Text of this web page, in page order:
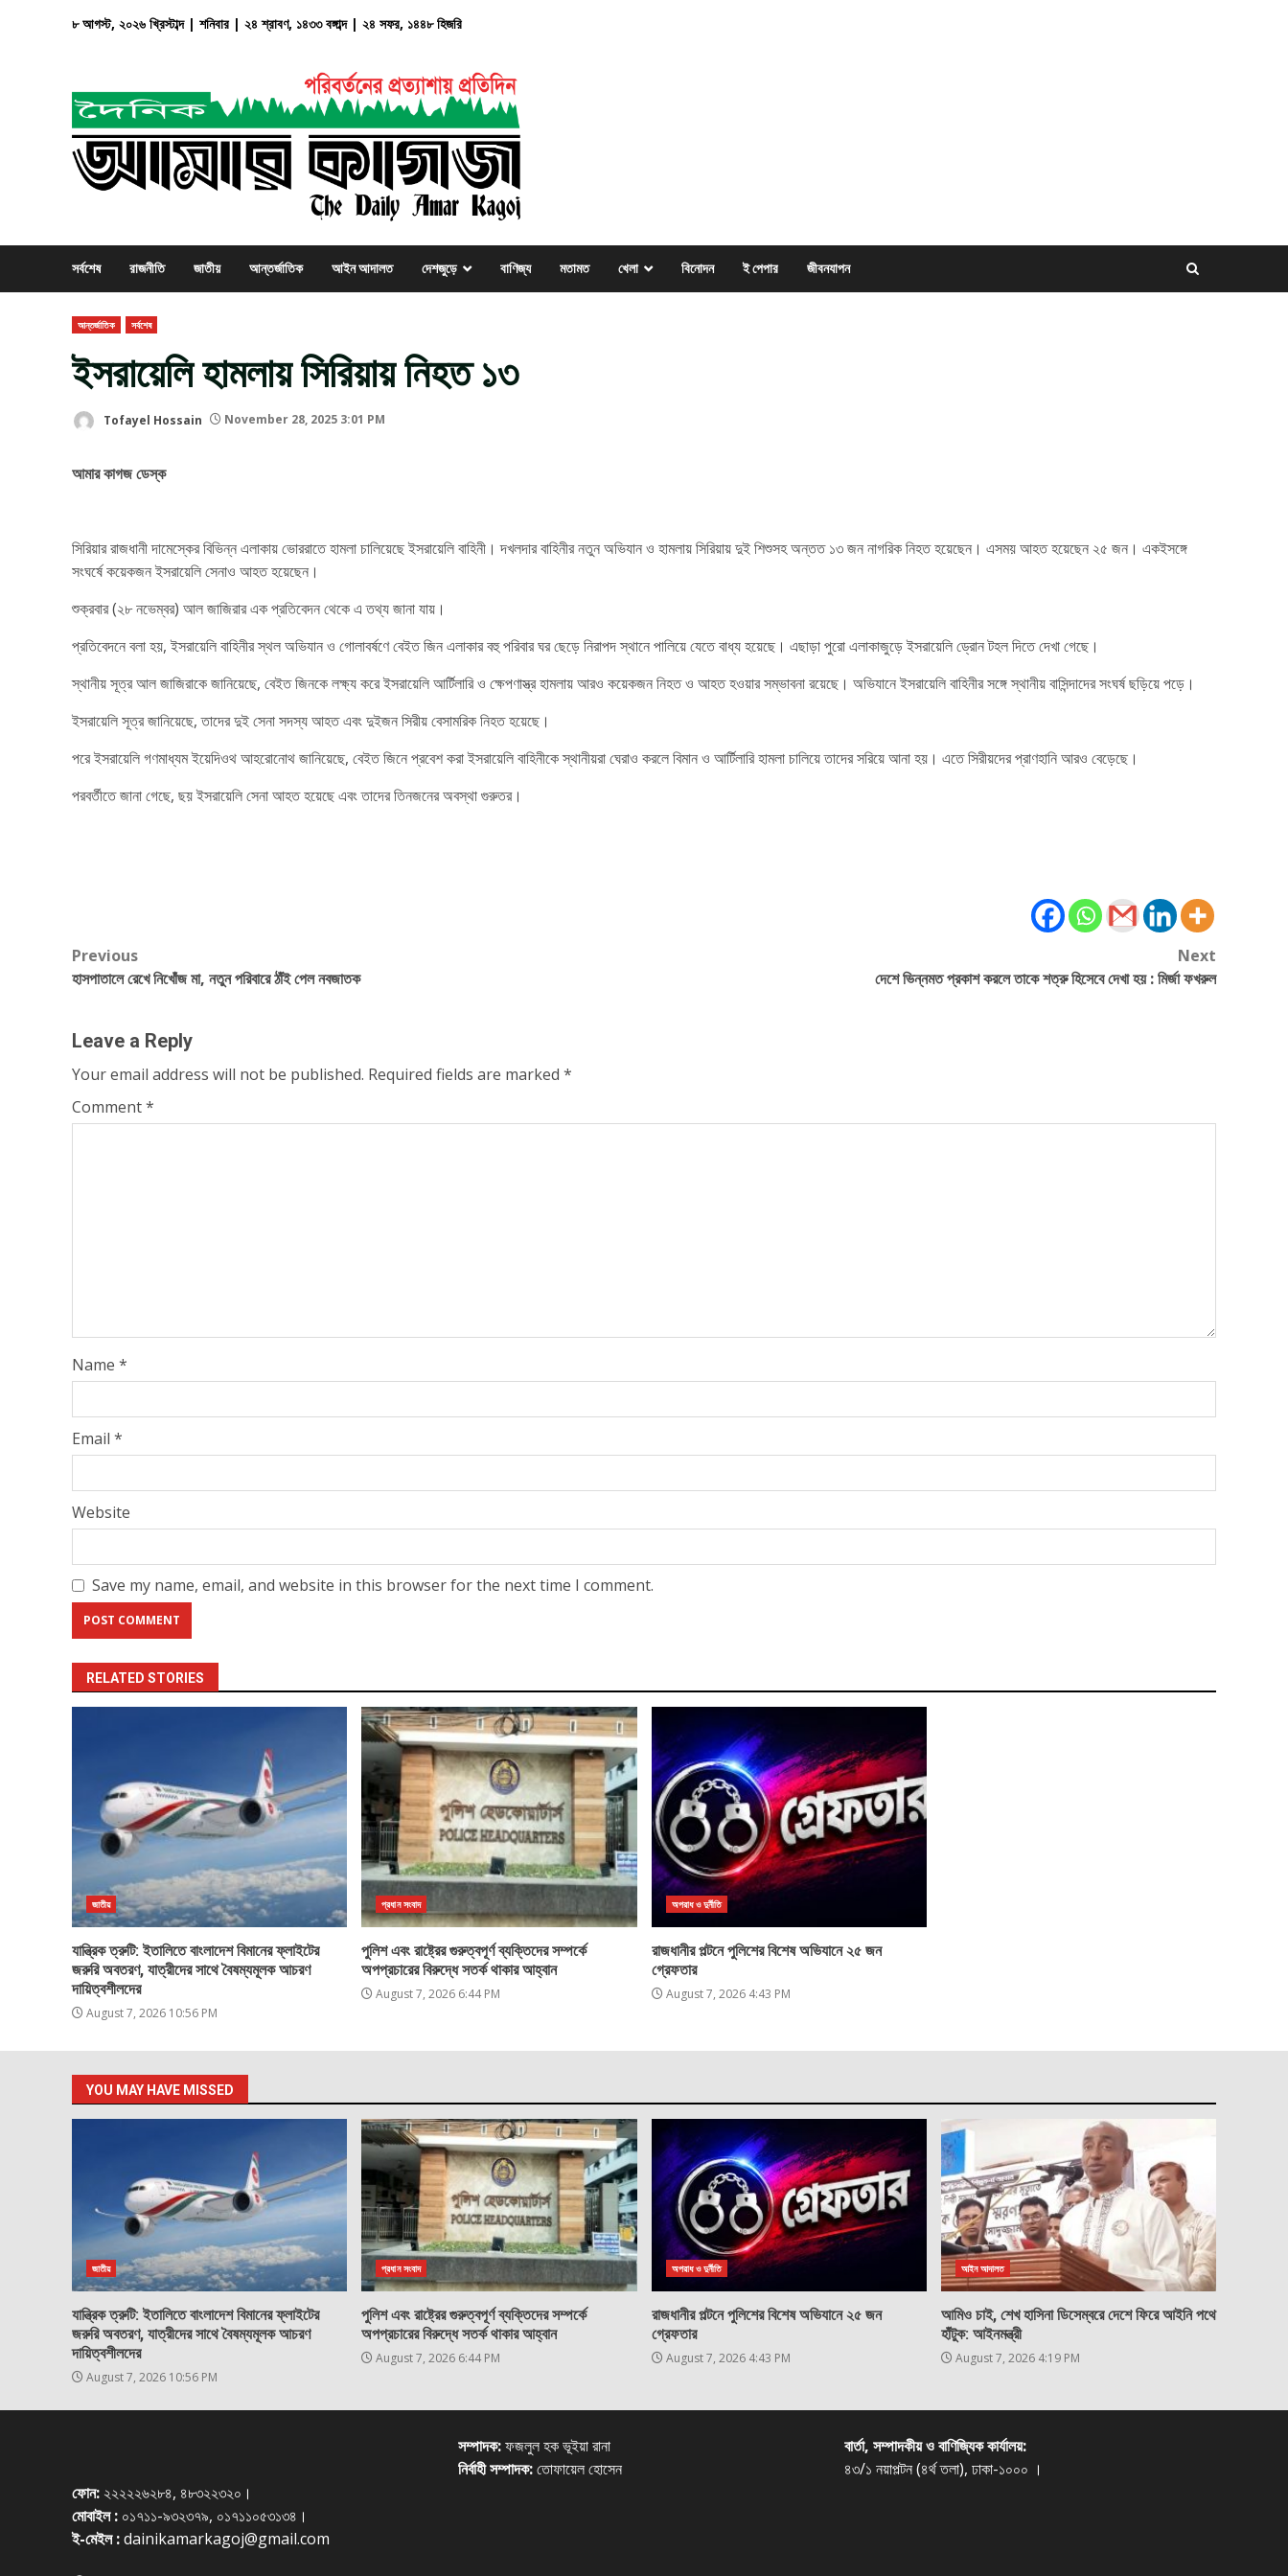
৮ আগস্ট, ২০২৬ খ্রিস্টাব্দ | শনিবার | ২৪ শ্রাবণ, ১৪৩৩ বঙ্গাব্দ | ২৪ সফর, ১৪৪৮ হিজরি
সর্বশেষ রাজনীতি জাতীয় আন্তর্জাতিক আইন আদালত দেশজুড়ে বাণিজ্য মতামত খেলা বিনোদন ই পেপার জীবনযাপন
আন্তর্জাতিক সর্বশেষ
ইসরায়েলি হামলায় সিরিয়ায় নিহত ১৩
Tofayel Hossain November 28, 2025 3:01 PM
আমার কাগজ ডেস্ক
সিরিয়ার রাজধানী দামেস্কের বিভিন্ন এলাকায় ভোররাতে হামলা চালিয়েছে ইসরায়েলি বাহিনী। দখলদার বাহিনীর নতুন অভিযান ও হামলায় সিরিয়ায় দুই শিশুসহ অন্তত ১৩ জন নাগরিক নিহত হয়েছেন। এসময় আহত হয়েছেন ২৫ জন। একইসঙ্গে
সংঘর্ষে কয়েকজন ইসরায়েলি সেনাও আহত হয়েছেন।
শুক্রবার (২৮ নভেম্বর) আল জাজিরার এক প্রতিবেদন থেকে এ তথ্য জানা যায়।
প্রতিবেদনে বলা হয়, ইসরায়েলি বাহিনীর স্থল অভিযান ও গোলাবর্ষণে বেইত জিন এলাকার বহু পরিবার ঘর ছেড়ে নিরাপদ স্থানে পালিয়ে যেতে বাধ্য হয়েছে। এছাড়া পুরো এলাকাজুড়ে ইসরায়েলি ড্রোন টহল দিতে দেখা গেছে।
স্থানীয় সূত্র আল জাজিরাকে জানিয়েছে, বেইত জিনকে লক্ষ্য করে ইসরায়েলি আর্টিলারি ও ক্ষেপণাস্ত্র হামলায় আরও কয়েকজন নিহত ও আহত হওয়ার সম্ভাবনা রয়েছে। অভিযানে ইসরায়েলি বাহিনীর সঙ্গে স্থানীয় বাসিন্দাদের সংঘর্ষ ছড়িয়ে পড়ে।
ইসরায়েলি সূত্র জানিয়েছে, তাদের দুই সেনা সদস্য আহত এবং দুইজন সিরীয় বেসামরিক নিহত হয়েছে।
পরে ইসরায়েলি গণমাধ্যম ইয়েদিওথ আহরোনোথ জানিয়েছে, বেইত জিনে প্রবেশ করা ইসরায়েলি বাহিনীকে স্থানীয়রা ঘেরাও করলে বিমান ও আর্টিলারি হামলা চালিয়ে তাদের সরিয়ে আনা হয়। এতে সিরীয়দের প্রাণহানি আরও বেড়েছে।
পরবর্তীতে জানা গেছে, ছয় ইসরায়েলি সেনা আহত হয়েছে এবং তাদের তিনজনের অবস্থা গুরুতর।
Post
Previous
হাসপাতালে রেখে নিখোঁজ মা, নতুন পরিবারে ঠাঁই পেল নবজাতক
Next
দেশে ভিন্নমত প্রকাশ করলে তাকে শত্রু হিসেবে দেখা হয় : মির্জা ফখরুল
Leave a Reply
Your email address will not be published. Required fields are marked *
Comment*
Name *
Email *
Website
Save my name, email, and website in this browser for the next time I comment.
RELATED STORIES
জাতীয়
যান্ত্রিক ত্রুটি: ইতালিতে বাংলাদেশ বিমানের ফ্লাইটের
জরুরি অবতরণ, যাত্রীদের সাথে বৈষম্যমূলক আচরণ
দায়িত্বশীলদের
August 7, 2026 10:56 PM
প্রধান সংবাদ
পুলিশ এবং রাষ্ট্রের গুরুত্বপূর্ণ ব্যক্তিদের সম্পর্কে
অপপ্রচারের বিরুদ্ধে সতর্ক থাকার আহ্বান
August 7, 2026 6:44 PM
অপরাধ ও দুর্নীতি
রাজধানীর পল্টনে পুলিশের বিশেষ অভিযানে ২৫ জন
গ্রেফতার
August 7, 2026 4:43 PM
YOU MAY HAVE MISSED
জাতীয়
যান্ত্রিক ত্রুটি: ইতালিতে বাংলাদেশ বিমানের ফ্লাইটের
জরুরি অবতরণ, যাত্রীদের সাথে বৈষম্যমূলক আচরণ
দায়িত্বশীলদের
August 7, 2026 10:56 PM
প্রধান সংবাদ
পুলিশ এবং রাষ্ট্রের গুরুত্বপূর্ণ ব্যক্তিদের সম্পর্কে
অপপ্রচারের বিরুদ্ধে সতর্ক থাকার আহ্বান
August 7, 2026 6:44 PM
অপরাধ ও দুর্নীতি
রাজধানীর পল্টনে পুলিশের বিশেষ অভিযানে ২৫ জন
গ্রেফতার
August 7, 2026 4:43 PM
আইন আদালত
আমিও চাই, শেখ হাসিনা ডিসেম্বরে দেশে ফিরে আইনি পথে
হাঁটুক: আইনমন্ত্রী
August 7, 2026 4:19 PM
ফোন: ২২২২২৬২৮৪, ৪৮৩২২৩২০।
মোবাইল : ০১৭১১-৯৩২৩৭৯, ০১৭১১০৫৩১৩৪।
ই-মেইল :dainikamarkagoj@gmail.com
সম্পাদক:ফজলুল হক ভূইয়া রানা
নির্বাহী সম্পাদক:তোফায়েল হোসেন
বার্তা, সম্পাদকীয় ও বাণিজ্যিক কার্যালয়:
৪৩/১ নয়াপল্টন (৪র্থ তলা), ঢাকা-১০০০ ।